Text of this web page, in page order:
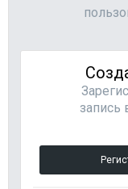
запись